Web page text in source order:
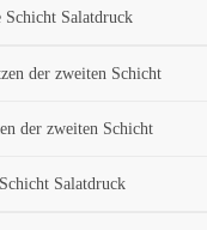
Schicht Salatdruck
der zweiten Schicht
der zweiten Schicht
Salatdruck